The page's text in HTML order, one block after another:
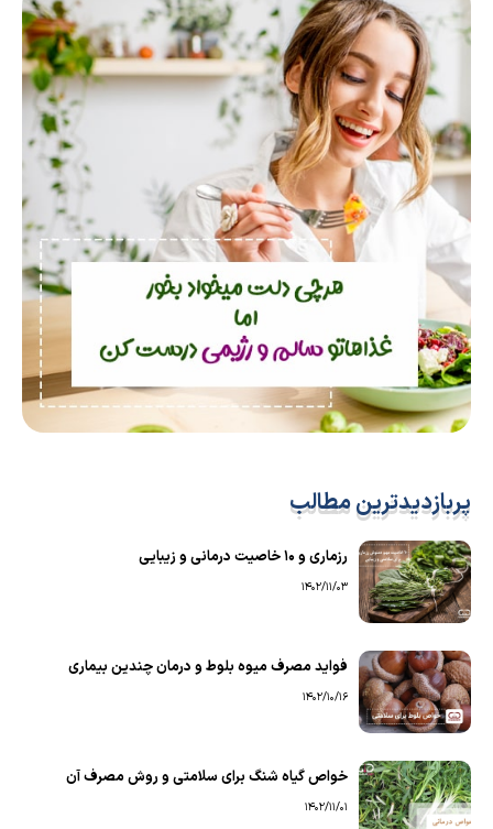
پربازدیدترین مطالب
رزماری و ۱۰ خاصیت درمانی و زیبایی
1402/11/03
فواید مصرف میوه بلوط و درمان چندین بیماری
1402/10/16
خواص گیاه شنگ برای سلامتی و روش مصرف آن
1402/11/01